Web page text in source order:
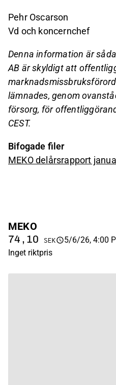
Pehr Oscarson
Vd och koncernchef
Denna information är
AB är skyldigt att
lämnades, genom
försorg, för
CEST.
Bifogade filer
MEKO delårsrapport
MEKO
74,10 SEK
5/6/26, 4:00
Inget riktpris